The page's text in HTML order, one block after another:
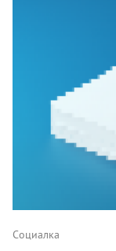
Социалка